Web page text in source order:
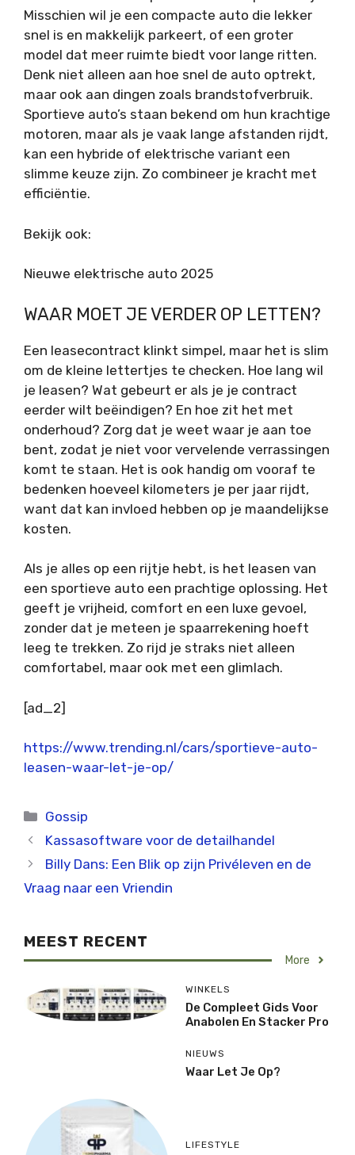
Misschien wil je een compacte auto die lekker
snel is en makkelijk parkeert, of een groter
model dat meer ruimte biedt voor lange ritten.
Denk niet alleen aan hoe snel de auto optrekt,
maar ook aan dingen zoals brandstofverbruik.
Sportieve auto’s staan bekend om hun krachtige
motoren, maar als je vaak lange afstanden rijdt,
kan een hybride of elektrische variant een
slimme keuze zijn. Zo combineer je kracht met
efficiëntie.
Bekijk ook:
Nieuwe elektrische auto 2025
WAAR MOET JE VERDER OP LETTEN?
Een leasecontract klinkt simpel, maar het is slim
om de kleine lettertjes te checken. Hoe lang wil
je leasen? Wat gebeurt er als je je contract
eerder wilt beëindigen? En hoe zit het met
onderhoud? Zorg dat je weet waar je aan toe
bent, zodat je niet voor vervelende verrassingen
komt te staan. Het is ook handig om vooraf te
bedenken hoeveel kilometers je per jaar rijdt,
want dat kan invloed hebben op je maandelijkse
kosten.
Als je alles op een rijtje hebt, is het leasen van
een sportieve auto een prachtige oplossing. Het
geeft je vrijheid, comfort en een luxe gevoel,
zonder dat je meteen je spaarrekening hoeft
leeg te trekken. Zo rijd je straks niet alleen
comfortabel, maar ook met een glimlach.
[ad_2]
https://www.trending.nl/cars/sportieve-auto-
leasen-waar-let-je-op/
Categorieën
Gossip
Kassasoftware voor de detailhandel
Billy Dans: Een Blik op zijn Privéleven en de
Vraag naar een Vriendin
MEEST RECENT
More
WINKELS
De Compleet Gids Voor
Anabolen En Stacker Pro
NIEUWS
Waar Let Je Op?
LIFESTYLE